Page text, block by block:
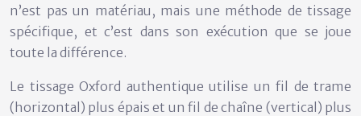
n’est pas un matériau, mais une méthode de tissage
spécifique, et c’est dans son exécution que se joue
toute la différence.
Le tissage Oxford authentique utilise un fil de trame
(horizontal) plus épais et un fil de chaîne (vertical) plus